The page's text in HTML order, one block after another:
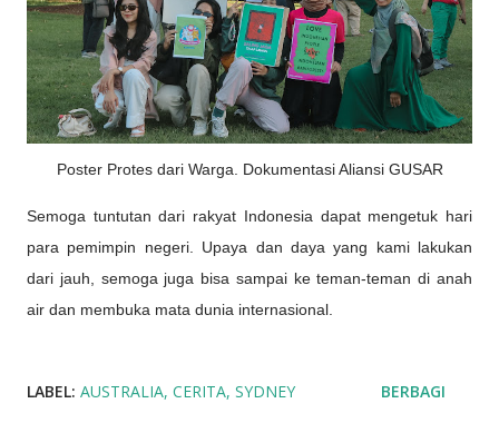
Poster Protes dari Warga. Dokumentasi Aliansi GUSAR
Semoga tuntutan dari rakyat Indonesia dapat mengetuk hari
para pemimpin negeri. Upaya dan daya yang kami lakukan
dari jauh, semoga juga bisa sampai ke teman-teman di anah
air dan membuka mata dunia internasional.
LABEL: AUSTRALIA CERITA SYDNEY BERBAGI